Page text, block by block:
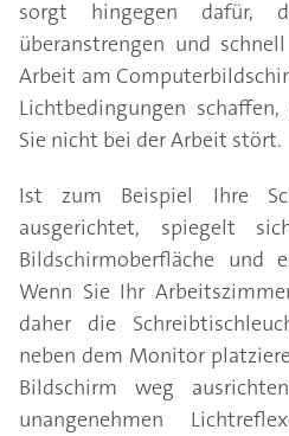
sorgt hingegen dafür,
überanstrengen und
Arbeit am
Lichtbedingungen
Sie nicht bei der Arbeit stört.
Ist zum Beispiel Ihre
ausgerichtet, spiegelt
Bildschirmoberfläche und
Wenn Sie Ihr
daher die
neben dem Monitor
Bildschirm weg
unangenehmen